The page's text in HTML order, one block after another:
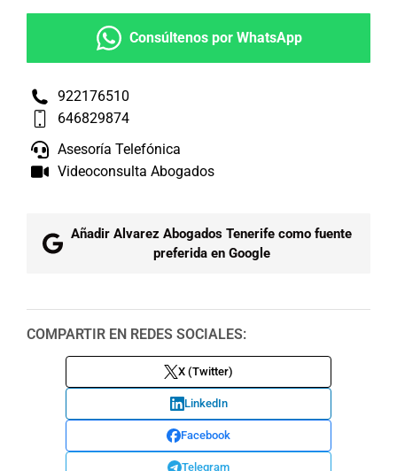
Consúltenos por WhatsApp
922176510
646829874
Asesoría Telefónica
Videoconsulta Abogados
Añadir Alvarez Abogados Tenerife como fuente
preferida en Google
COMPARTIR EN REDES SOCIALES:
X (Twitter)
LinkedIn
Facebook
Telegram